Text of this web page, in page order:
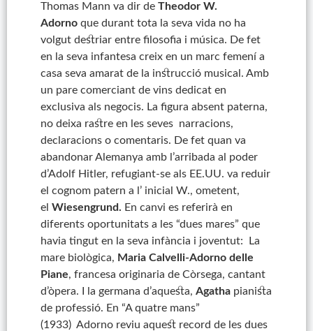
Thomas Mann va dir de Theodor W.
Adornoque durant tota la seva vida no ha
volgut destriar entre filosofia i música. De fet
en la seva infantesa creix en un marc femení a
casa seva amarat de la instrucció musical. Amb
un pare comerciant de vins dedicat en
exclusiva als negocis. La figura absent paterna,
no deixa rastre en les seves narracions,
declaracions o comentaris. De fet quan va
abandonar Alemanya amb l’arribada al poder
d’Adolf Hitler, refugiant-se als EE.UU. va reduir
el cognom patern a l’ inicial W., ometent,
el Wiesengrund. En canvi es referirà en
diferents oportunitats a les “dues mares” que
havia tingut en la seva infància i joventut: La
mare biològica, Maria Calvelli-Adorno delle
Piane, francesa originaria de Còrsega, cantant
d’òpera. I la germana d’aquesta, Agathapianista
de professió. En “A quatre mans”
(1933) Adorno reviu aquest record de les dues